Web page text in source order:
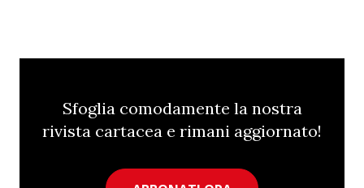
Sfoglia comodamente la nostra
rivista cartacea e rimani aggiornato!